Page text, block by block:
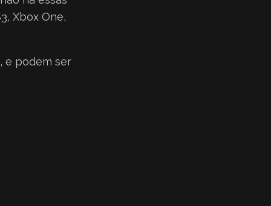
Xbox One,
e podem ser